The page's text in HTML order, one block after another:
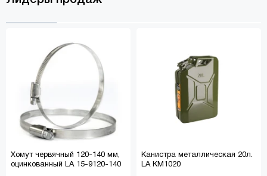
Хомут червячный 120-140 мм,
оцинкованный LA 15-9120-140
Канистра металлическая 20л.
LA KM1020